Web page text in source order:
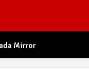
Mirror